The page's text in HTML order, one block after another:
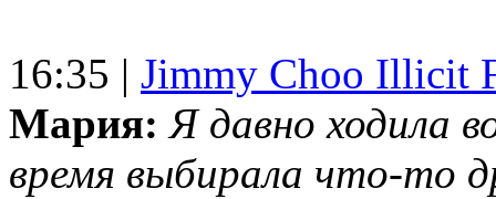
16:35 | Jimmy Choo Illicit
Мария: Я давно ходила
время выбирала что-то